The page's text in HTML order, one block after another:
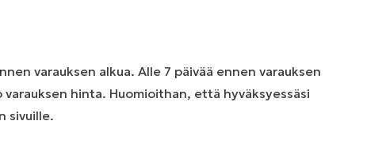
varauksen alkua. Alle 7 päivää ennen varauksen
hinta. Huomioithan, että hyväksyessäsi
sivuille.